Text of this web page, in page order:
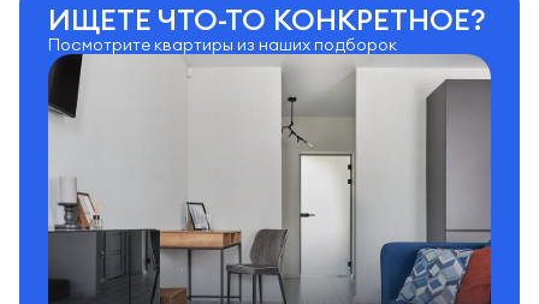
ИЩЕТЕ ЧТО-ТО КОНКРЕТНОЕ?
Посмотрите квартиры из наших подборок